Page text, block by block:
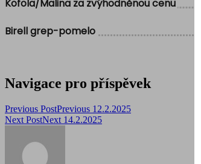
Kofola/Malina za zvýhodněnou cenu
Birell grep-pomelo
Navigace pro příspěvek
Previous PostPrevious 12.2.2025
Next PostNext 14.2.2025